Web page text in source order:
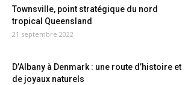
Townsville, point stratégique du nord
tropical Queensland
21 septembre 2022
D’Albany à Denmark : une route d’histoire et
de joyaux naturels